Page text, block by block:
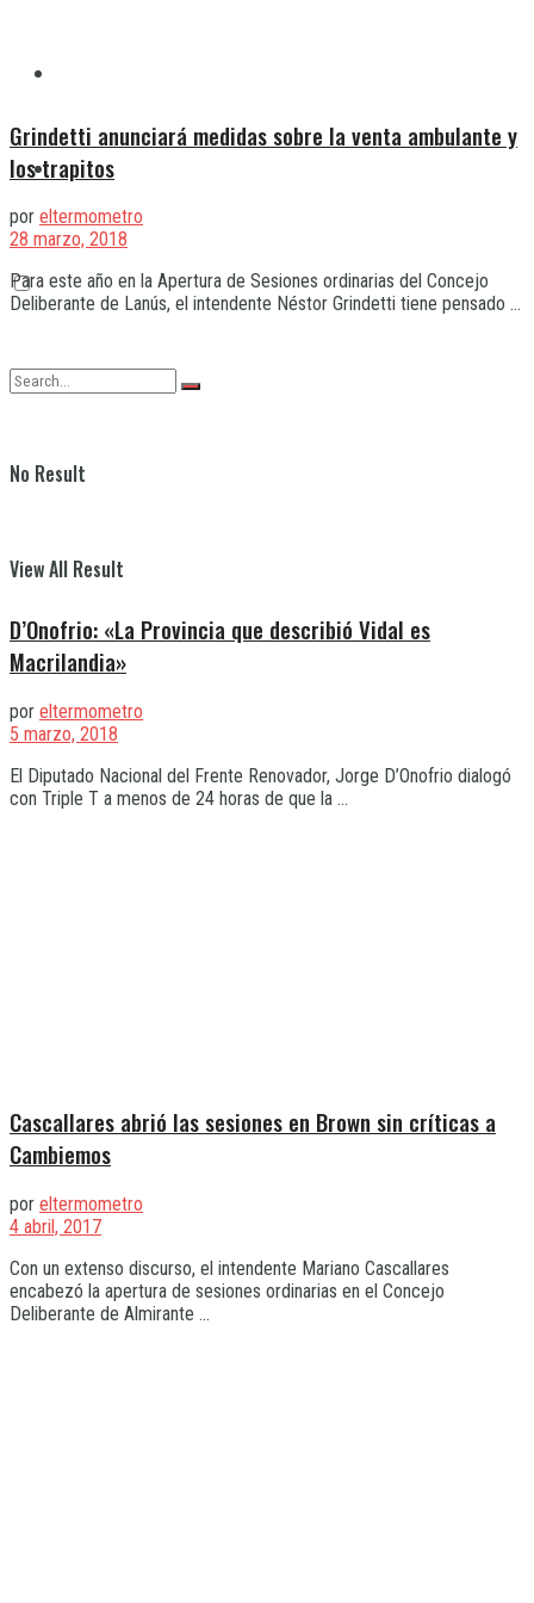
Varela
No Result
View All Result
Grindetti anunciará medidas sobre la venta ambulante y
los trapitos
por eltermometro
28 marzo, 2018
Para este año en la Apertura de Sesiones ordinarias del Concejo
Deliberante de Lanús, el intendente Néstor Grindetti tiene pensado ...
D’Onofrio: «La Provincia que describió Vidal es
Macrilandia»
por eltermometro
5 marzo, 2018
El Diputado Nacional del Frente Renovador, Jorge D’Onofrio dialogó
con Triple T a menos de 24 horas de que la ...
Cascallares abrió las sesiones en Brown sin críticas a
Cambiemos
por eltermometro
4 abril, 2017
Con un extenso discurso, el intendente Mariano Cascallares
encabezó la apertura de sesiones ordinarias en el Concejo
Deliberante de Almirante ...